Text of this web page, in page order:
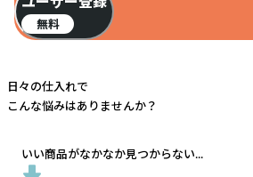
無料
日々の仕入れで
こんな悩みはありませんか？
いい商品がなかなか見つからない...